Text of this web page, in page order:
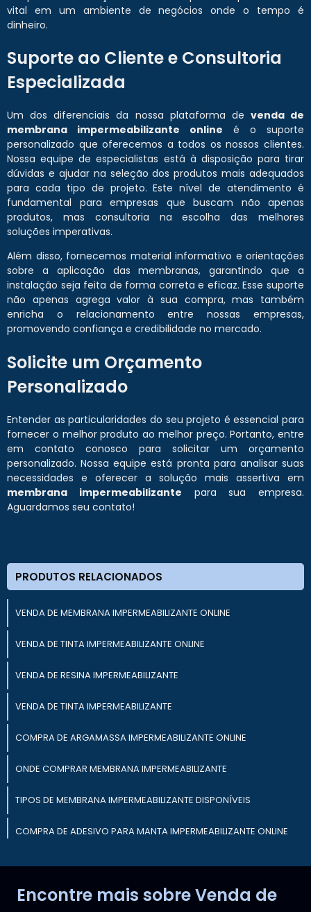
vital em um ambiente de negócios onde o tempo é
dinheiro.
Suporte ao Cliente e Consultoria
Especializada
Um dos diferenciais da nossa plataforma de venda de
membrana impermeabilizante online é o suporte
personalizado que oferecemos a todos os nossos clientes.
Nossa equipe de especialistas está à disposição para tirar
dúvidas e ajudar na seleção dos produtos mais adequados
para cada tipo de projeto. Este nível de atendimento é
fundamental para empresas que buscam não apenas
produtos, mas consultoria na escolha das melhores
soluções imperativas.
Além disso, fornecemos material informativo e orientações
sobre a aplicação das membranas, garantindo que a
instalação seja feita de forma correta e eficaz. Esse suporte
não apenas agrega valor à sua compra, mas também
enricha o relacionamento entre nossas empresas,
promovendo confiança e credibilidade no mercado.
Solicite um Orçamento
Personalizado
Entender as particularidades do seu projeto é essencial para
fornecer o melhor produto ao melhor preço. Portanto, entre
em contato conosco para solicitar um orçamento
personalizado. Nossa equipe está pronta para analisar suas
necessidades e oferecer a solução mais assertiva em
membrana impermeabilizante para sua empresa.
Aguardamos seu contato!
PRODUTOS RELACIONADOS
VENDA DE MEMBRANA IMPERMEABILIZANTE ONLINE
VENDA DE TINTA IMPERMEABILIZANTE ONLINE
VENDA DE RESINA IMPERMEABILIZANTE
VENDA DE TINTA IMPERMEABILIZANTE
COMPRA DE ARGAMASSA IMPERMEABILIZANTE ONLINE
ONDE COMPRAR MEMBRANA IMPERMEABILIZANTE
TIPOS DE MEMBRANA IMPERMEABILIZANTE DISPONÍVEIS
COMPRA DE ADESIVO PARA MANTA IMPERMEABILIZANTE ONLINE
MEMBRANA IMPERMEABILIZANTE PARA TELHADOS
Encontre mais sobre Venda de